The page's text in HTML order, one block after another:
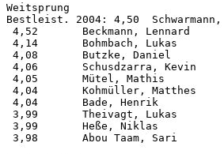
Weitsprung
Bestleist. 2004: 4,50
4,52       Beckmann, Lennard
4,14       Bohmbach, Lukas
4,08       Butzke, Daniel
4,06       Schusdzarra, Kevin
4,05       Mütel, Mathis
4,04       Kohmüller, Matthes
4,04       Bade, Henrik
3,99       Theivagt, Lukas
3,99       Heße, Niklas
3,98       Abou Taam, Sari